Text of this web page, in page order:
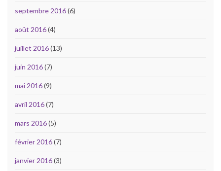
septembre 2016(6)
août 2016(4)
juillet 2016(13)
juin 2016(7)
mai 2016(9)
avril 2016(7)
mars 2016(5)
février 2016(7)
janvier 2016(3)